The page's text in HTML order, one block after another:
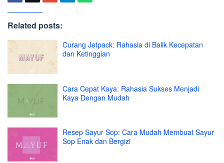
Related posts:
Curang Jetpack: Rahasia di Balik Kecepatan
dan Ketinggian
Cara Cepat Kaya: Rahasia Sukses Menjadi
Kaya Dengan Mudah
Resep Sayur Sop: Cara Mudah Membuat Sayur
Sop Enak dan Bergizi